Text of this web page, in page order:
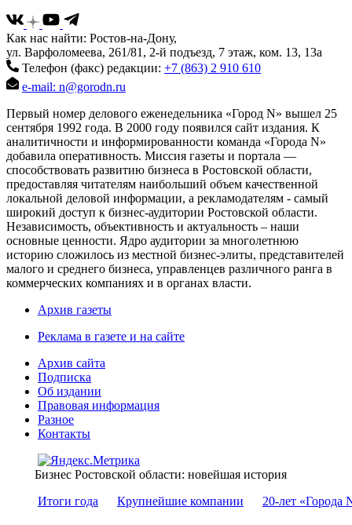
Как нас найти: Ростов-на-Дону,
ул. Варфоломеева, 261/81, 2-й подъезд, 7 этаж, ком. 13, 13а
Телефон (факс) редакции: +7 (863) 2 910 610
e-mail: n@gorodn.ru
Первый номер делового еженедельника «Город N» вышел 25
сентября 1992 года. В 2000 году появился сайт издания. К
аналитичности и информированности команда «Города N»
добавила оперативность. Миссия газеты и портала —
способствовать развитию бизнеса в Ростовской области,
предоставляя читателям наибольший объем качественной
локальной деловой информации, а рекламодателям - самый
широкий доступ к бизнес-аудитории Ростовской области.
Независимость, объективность и актуальность – наши
основные ценности. Ядро аудитории за многолетнюю
историю сложилось из местной бизнес-элиты, представителей
малого и среднего бизнеса, управленцев различного ранга в
коммерческих компаниях и в органах власти.
Архив газеты
Реклама в газете и на сайте
Архив сайта
Подписка
Об издании
Правовая информация
Разное
Контакты
Бизнес Ростовской области: новейшая история
Итоги года
Крупнейшие компании 20-лет «Города